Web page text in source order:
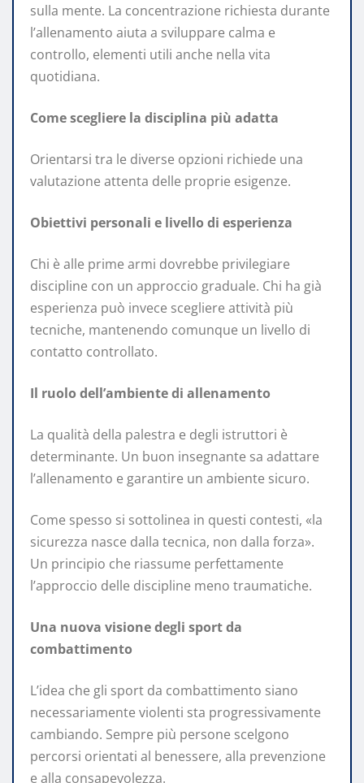
sulla mente. La concentrazione richiesta durante
l’allenamento aiuta a sviluppare calma e
controllo, elementi utili anche nella vita
quotidiana.
Come scegliere la disciplina più adatta
Orientarsi tra le diverse opzioni richiede una
valutazione attenta delle proprie esigenze.
Obiettivi personali e livello di esperienza
Chi è alle prime armi dovrebbe privilegiare
discipline con un approccio graduale. Chi ha già
esperienza può invece scegliere attività più
tecniche, mantenendo comunque un livello di
contatto controllato.
Il ruolo dell’ambiente di allenamento
La qualità della palestra e degli istruttori è
determinante. Un buon insegnante sa adattare
l’allenamento e garantire un ambiente sicuro.
Come spesso si sottolinea in questi contesti, «la
sicurezza nasce dalla tecnica, non dalla forza».
Un principio che riassume perfettamente
l’approccio delle discipline meno traumatiche.
Una nuova visione degli sport da
combattimento
L’idea che gli sport da combattimento siano
necessariamente violenti sta progressivamente
cambiando. Sempre più persone scelgono
percorsi orientati al benessere, alla prevenzione
e alla consapevolezza.